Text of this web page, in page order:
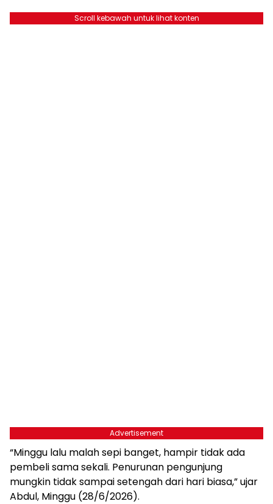
Scroll kebawah untuk lihat konten
Advertisement
“Minggu lalu malah sepi banget, hampir tidak ada
pembeli sama sekali. Penurunan pengunjung
mungkin tidak sampai setengah dari hari biasa,” ujar
Abdul, Minggu (28/6/2026).